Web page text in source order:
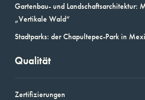
Gartenbau- und Landschaftsarchitektur:
„Vertikale Wald“
Stadtparks: der Chapultepec-Park in
Qualität
Zertifizierungen